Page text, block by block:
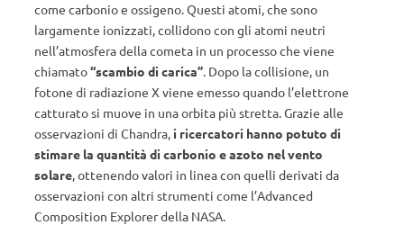
come carbonio e ossigeno. Questi atomi, che sono
largamente ionizzati, collidono con gli atomi neutri
nell’atmosfera della cometa in un processo che viene
chiamato“scambio di carica”. Dopo la collisione, un
fotone di radiazione X viene emesso quando l’elettrone
catturato si muove in una orbita più stretta. Grazie alle
osservazioni di Chandra, i ricercatori hanno potuto di
stimare la quantità di carbonio e azoto nel vento
solare, ottenendo valori in linea con quelli derivati da
osservazioni con altri strumenti come l’Advanced
Composition Explorer della NASA.